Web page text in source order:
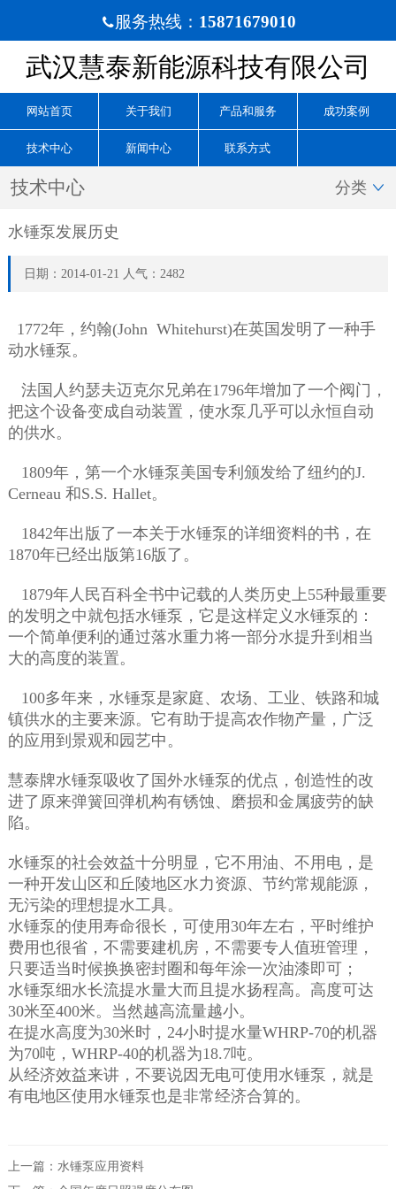
服务热线： 15871679010
武汉慧泰新能源科技有限公司
网站首页 关于我们 产品和服务 成功案例
技术中心 新闻中心 联系方式
技术中心 分类 
水锤泵发展历史
日期：2014-01-21 人气：2482
1772年，约翰(John Whitehurst)在英国发明了一种手
动水锤泵。
法国人约瑟夫迈克尔兄弟在1796年增加了一个阀门，
把这个设备变成自动装置，使水泵几乎可以永恒自动
的供水。
1809年，第一个水锤泵美国专利颁发给了纽约的J.
Cerneau 和S.S. Hallet。
1842年出版了一本关于水锤泵的详细资料的书，在
1870年已经出版第16版了。
1879年人民百科全书中记载的人类历史上55种最重要
的发明之中就包括水锤泵，它是这样定义水锤泵的：
一个简单便利的通过落水重力将一部分水提升到相当
大的高度的装置。
100多年来，水锤泵是家庭、农场、工业、铁路和城
镇供水的主要来源。它有助于提高农作物产量，广泛
的应用到景观和园艺中。
慧泰牌水锤泵吸收了国外水锤泵的优点，创造性的改
进了原来弹簧回弹机构有锈蚀、磨损和金属疲劳的缺
陷。
水锤泵的社会效益十分明显，它不用油、不用电，是
一种开发山区和丘陵地区水力资源、节约常规能源，
无污染的理想提水工具。
水锤泵的使用寿命很长，可使用30年左右，平时维护
费用也很省，不需要建机房，不需要专人值班管理，
只要适当时候换换密封圈和每年涂一次油漆即可；
水锤泵细水长流提水量大而且提水扬程高。高度可达
30米至400米。当然越高流量越小。
在提水高度为30米时，24小时提水量WHRP-70的机器
为70吨，WHRP-40的机器为18.7吨。
从经济效益来讲，不要说因无电可使用水锤泵，就是
有电地区使用水锤泵也是非常经济合算的。
上一篇： 水锤泵应用资料